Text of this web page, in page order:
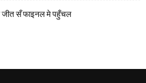
जीत सँ फाइनल मे पहुँचल